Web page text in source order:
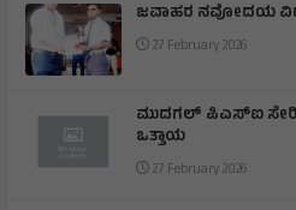
ಜವಾಹರ ನವೋದಯ
27 February 2026
ಮುದಗಲ್ ಪಿಎಸ್‌ಐ ಸೇರಿ
ಒತ್ತಾಯ
27 February 2026